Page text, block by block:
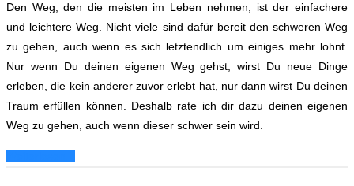
Den Weg, den die meisten im Leben nehmen, ist der einfachere
und leichtere Weg. Nicht viele sind dafür bereit den schweren Weg
zu gehen, auch wenn es sich letztendlich um einiges mehr lohnt.
Nur wenn Du deinen eigenen Weg gehst, wirst Du neue Dinge
erleben, die kein anderer zuvor erlebt hat, nur dann wirst Du deinen
Traum erfüllen können. Deshalb rate ich dir dazu deinen eigenen
Weg zu gehen, auch wenn dieser schwer sein wird.